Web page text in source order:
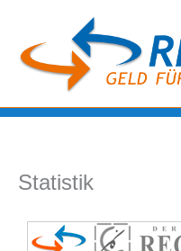
springen
Statistik